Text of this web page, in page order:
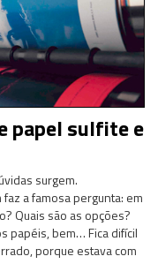
papel sulfite e
surgem.
a famosa pergunta: em
Quais são as opções?
papéis, bem… Fica difícil
porque estava com